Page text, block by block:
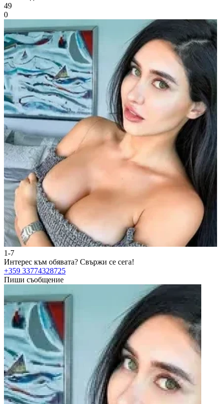
49
0
1-7
Интерес към обявата? Свържи се сега!
+359 33774328725
Пиши съобщение